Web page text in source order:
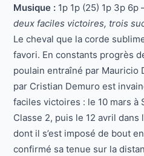
Musique :1p 1p (25) 1p 3p 6p
deux faciles victoires, trois
Le cheval que la corde
favori. En constants progrès
poulain entraîné par Mauricio
par Cristian Demuro est
faciles victoires : le 10 mars à
Classe 2, puis le 12 avril dans
dont il s’est imposé de bout
confirmé sa tenue sur la